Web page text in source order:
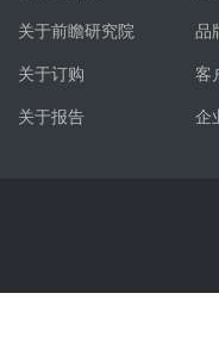
关于前瞻研究院
关于订购
关于报告
品
客
企